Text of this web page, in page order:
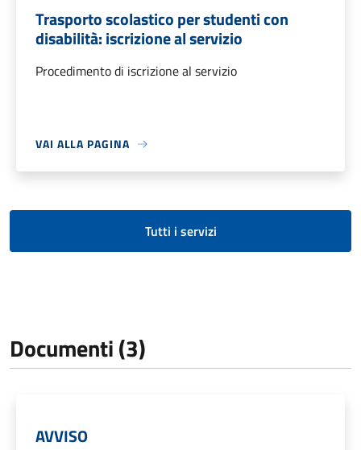
Trasporto scolastico per studenti con
disabilità: iscrizione al servizio
Procedimento di iscrizione al servizio
VAI ALLA PAGINA
Tutti i servizi
Documenti (3)
AVVISO